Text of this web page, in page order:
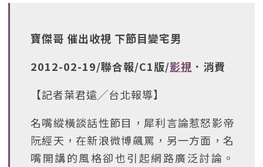
寶傑哥 催出收視 下節目變宅男
2012-02-19/聯合報/C1版/影視 ．消費
【記者葉君遠╱台北報導】
名嘴縱橫談話性節目，犀利言論惹怒影帝
阮經天，在新浪微博飆罵，另一方面，名
嘴開講的風格卻也引起網路廣泛討論。